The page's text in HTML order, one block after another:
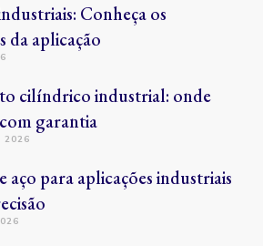
Conheça os
da aplicação
cilíndrico industrial: onde
garantia
aço para aplicações industriais